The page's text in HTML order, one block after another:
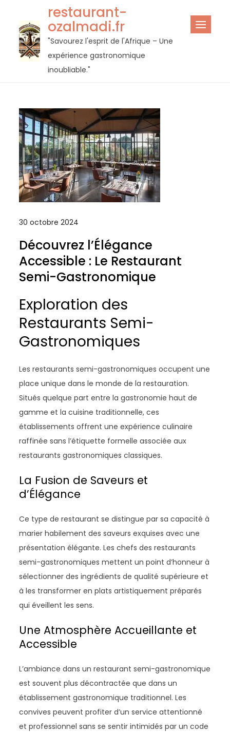
contenu
restaurant-
ozalmadi.fr
"Savourez l'esprit de l'Afrique – Une
expérience gastronomique
inoubliable."
30 octobre 2024
Découvrez l’Élégance
Accessible : Le Restaurant
Semi-Gastronomique
Exploration des
Restaurants Semi-
Gastronomiques
Les restaurants semi-gastronomiques occupent une
place unique dans le monde de la restauration.
Situés quelque part entre la gastronomie haut de
gamme et la cuisine traditionnelle, ces
établissements offrent une expérience culinaire
raffinée sans l’étiquette formelle associée aux
restaurants gastronomiques classiques.
La Fusion de Saveurs et
d’Élégance
Ce type de restaurant se distingue par sa capacité à
marier habilement des saveurs exquises avec une
présentation élégante. Les chefs des restaurants
semi-gastronomiques mettent un point d’honneur à
sélectionner des ingrédients de qualité supérieure et
à les transformer en plats artistiquement préparés
qui éveillent les sens.
Une Atmosphère Accueillante et
Accessible
L’ambiance dans un restaurant semi-gastronomique
est souvent plus décontractée que dans un
établissement gastronomique traditionnel. Les
convives peuvent profiter d’un service attentionné
et professionnel sans se sentir intimidés par un code